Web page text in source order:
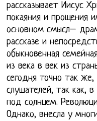
рассказывает Иисус
покаяния и прощения
основном смысл–
рассказе и
обыкновенная
из века в век из
сегодня точно так же,
слушателей, так как,
под солнцем.
Однако, внесла у